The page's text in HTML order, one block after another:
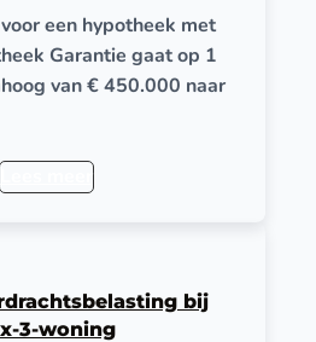
een hypotheek met
Garantie gaat op 1
van € 450.000 naar
bij
3-woning